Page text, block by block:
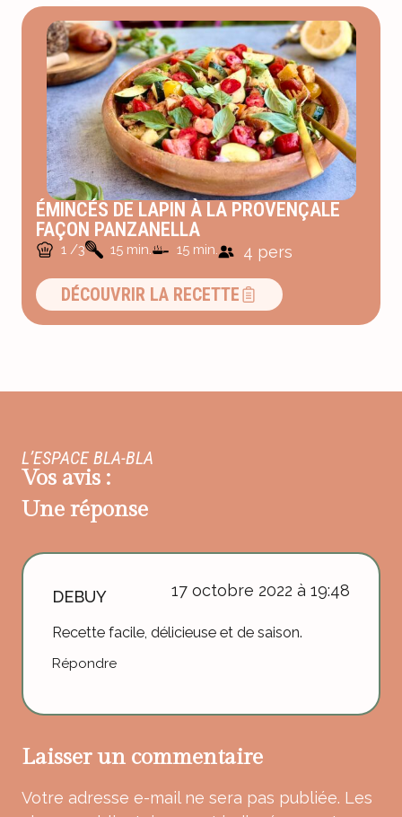
ÉMINCÉS DE LAPIN À LA PROVENÇALE
FAÇON PANZANELLA
1 /3 15 min. 15 min. 4 pers
DÉCOUVRIR LA RECETTE
L’ESPACE BLA-BLA
Vos avis :
Une réponse
DEBUY 17 octobre 2022 à 19:48
Recette facile, délicieuse et de saison.
Répondre
Laisser un commentaire
Votre adresse e-mail ne sera pas publiée. Les